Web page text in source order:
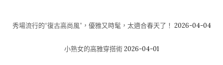
秀場流行的“復古高尚風”，優雅又時髦，太適合春天了！ 2026-04-04
小熟女的高雅穿搭術 2026-04-01